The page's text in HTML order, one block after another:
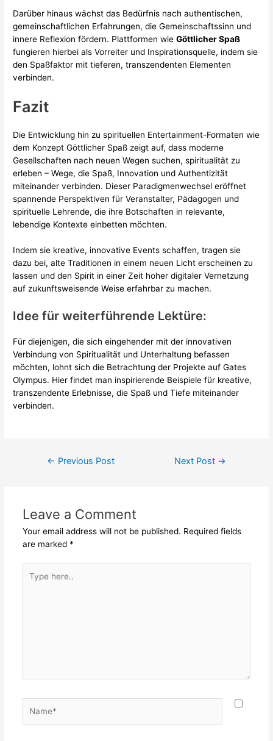
Darüber hinaus wächst das Bedürfnis nach authentischen,
gemeinschaftlichen Erfahrungen, die Gemeinschaftssinn und
innere Reflexion fördern. Plattformen wieGöttlicher Spaß
fungieren hierbei als Vorreiter und Inspirationsquelle, indem sie
den Spaßfaktor mit tieferen, transzendenten Elementen
verbinden.
Fazit
Die Entwicklung hin zu spirituellen Entertainment-Formaten wie
dem Konzept Göttlicher Spaß zeigt auf, dass moderne
Gesellschaften nach neuen Wegen suchen, spiritualität zu
erleben – Wege, die Spaß, Innovation und Authentizität
miteinander verbinden. Dieser Paradigmenwechsel eröffnet
spannende Perspektiven für Veranstalter, Pädagogen und
spirituelle Lehrende, die ihre Botschaften in relevante,
lebendige Kontexte einbetten möchten.
Indem sie kreative, innovative Events schaffen, tragen sie
dazu bei, alte Traditionen in einem neuen Licht erscheinen zu
lassen und den Spirit in einer Zeit hoher digitaler Vernetzung
auf zukunftsweisende Weise erfahrbar zu machen.
Idee für weiterführende Lektüre:
Für diejenigen, die sich eingehender mit der innovativen
Verbindung von Spiritualität und Unterhaltung befassen
möchten, lohnt sich die Betrachtung der Projekte auf Gates
Olympus. Hier findet man inspirierende Beispiele für kreative,
transzendente Erlebnisse, die Spaß und Tiefe miteinander
verbinden.
← Previous Post Next Post →
Leave a Comment
Your email address will not be published. Required fields
are marked *
here..